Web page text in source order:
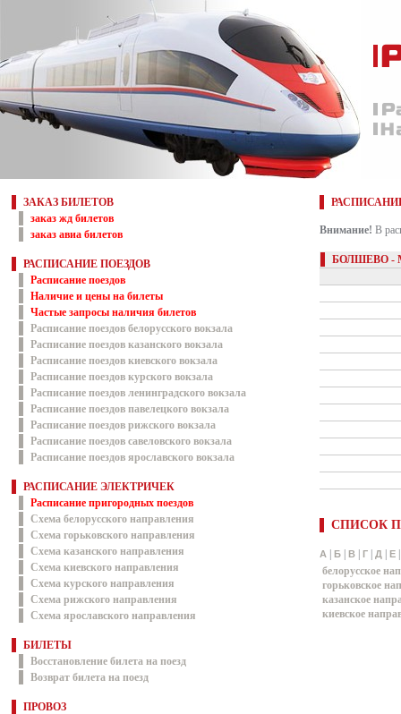
ЗАКАЗ БИЛЕТОВ
заказ жд билетов
заказ авиа билетов
РАСПИСАНИЕ ПОЕЗДОВ
Расписание поездов
Наличие и цены на билеты
Частые запросы наличия билетов
Расписание поездов белорусского вокзала
Расписание поездов казанского вокзала
Расписание поездов киевского вокзала
Расписание поездов курского вокзала
Расписание поездов ленинградского вокзала
Расписание поездов павелецкого вокзала
Расписание поездов рижского вокзала
Расписание поездов савеловского вокзала
Расписание поездов ярославского вокзала
РАСПИСАНИЕ ЭЛЕКТРИЧЕК
Расписание пригородных поездов
Схема белорусского направления
Схема горьковского направления
Схема казанского направления
Схема киевского направления
Схема курского направления
Схема рижского направления
Схема ярославского направления
БИЛЕТЫ
Восстановление билета на поезд
Возврат билета на поезд
ПРОВОЗ
Внимание! В
БОЛШЕВО -
СПИСОК
А Б В Г Д Е
белорусское
горьковское
казанское
киевское